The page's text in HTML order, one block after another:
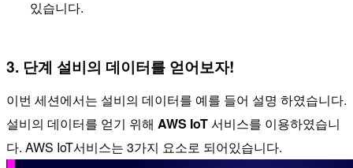
있습니다.
3. 단계 설비의 데이터를 얻어보자!
이번 세션에서는 설비의 데이터를 예를 들어 설명 하였습니다.
설비의 데이터를 얻기 위해 AWS IoT서비스를 이용하였습니
다. AWS IoT서비스는 3가지 요소로 되어있습니다.